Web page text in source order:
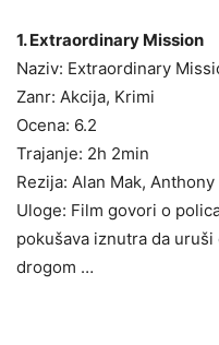
1. Extraordinary Mission
Naziv: Extraordinary
Zanr: Akcija, Krimi
Ocena: 6.2
Trajanje: 2h 2min
Rezija: Alan Mak, Anthony
Uloge: Film govori o
pokušava iznutra da
drogom …